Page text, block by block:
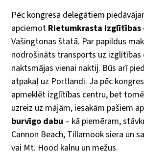
Pēc kongresa delegātiem
apciemot Rietumkrasta izglītības
Vašingtonas štatā. Par papildus
nodrošināts transports uz izglītības
naktsmājas vienai naktij. Būs arī
atpakaļ uz Portlandi. Ja pēc
apmeklēt izglītības centru, bet
uzreiz uz mājām, iesakām pašiem
burvīgo dabu – kā piemēram,
Cannon Beach, Tillamook siera un
vai Mt. Hood kalnu un mežus.